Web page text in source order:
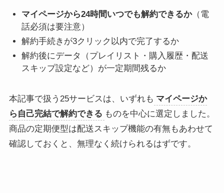
マイページから24時間いつでも解約できるか（電
話必須は要注意）
解約手続きが3クリック以内で完了するか
解約後にデータ（プレイリスト・購入履歴・配送
スキップ設定など）が一定期間残るか
本記事で扱う25サービスは、いずれも マイページか
ら自己完結で解約できる ものを中心に選定しました。
商品の定期便型は配送スキップ機能の有無もあわせて
確認しておくと、無理なく続けられるはずです。